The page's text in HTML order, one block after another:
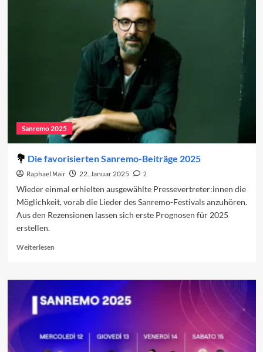
Sanremo 2025
Die favorisierten Sanremo-Beiträge 2025
Raphael Mair 22. Januar 2025
2
Wieder einmal erhielten ausgewählte Pressevertreter:innen die
Möglichkeit, vorab die Lieder des Sanremo-Festivals anzuhören.
Aus den Rezensionen lassen sich erste Prognosen für 2025
erstellen.
WeiterlesenRead
Die
Sanremo-